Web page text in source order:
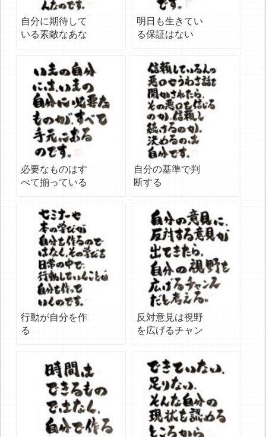
自分に期待して
いる素敵なあな
明日も生きてい
る保証はない
必要なものはす
べて揃っている
自分の基準で判
断する
行動が自分を作
る
反対意見は視野
を広げるチャン